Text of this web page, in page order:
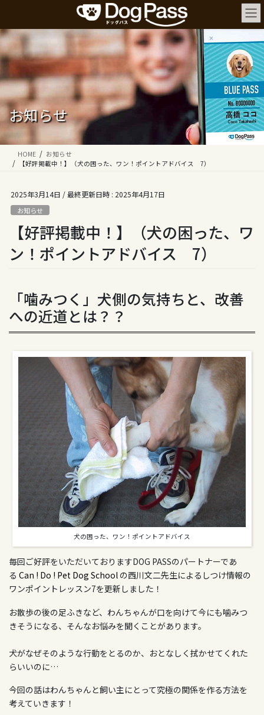
テ
ツ
へ
ス
ッ
プ
ゲ
シ
ョ
ン
移
動 お知らせ
HOME
お知らせ
【好評掲載中！】（犬の困った、ワン！ポイントアドバイス 7）
2025年3月14日 / 最終更新日時 : 2025年4月17日
お知らせ
【好評掲載中！】（犬の困った、ワ
ン！ポイントアドバイス 7）
「噛みつく」犬側の気持ちと、改善
への近道とは？？
犬の困った、ワン！ポイントアドバイス
毎回ご好評をいただいておりますDOG PASSのパートナーであ
る Can ! Do ! Pet Dog School の西川文二先生によるしつけ情報の
ワンポイントレッスン7を更新しました！
お散歩の後の足ふきなど、わんちゃんが口を向けて今にも噛みつ
きそうになる、そんなお悩みを聞くことがあります。
犬がなぜそのような行動をとるのか、おとなしく拭かせてくれた
らいいのに…
今回の話はわんちゃんと飼い主にとって究極の関係を作る方法を
考えていきます！